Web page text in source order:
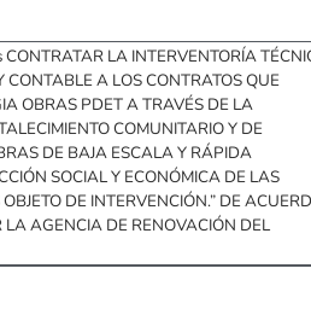
CONTRATAR LA INTERVENTORÍA
A LOS CONTRATOS QUE
OBRAS PDET A TRAVÉS DE LA
COMUNITARIO Y DE
DE BAJA ESCALA Y RÁPIDA
SOCIAL Y ECONÓMICA DE LAS
DE INTERVENCIÓN.” DE
AGENCIA DE RENOVACIÓN DEL